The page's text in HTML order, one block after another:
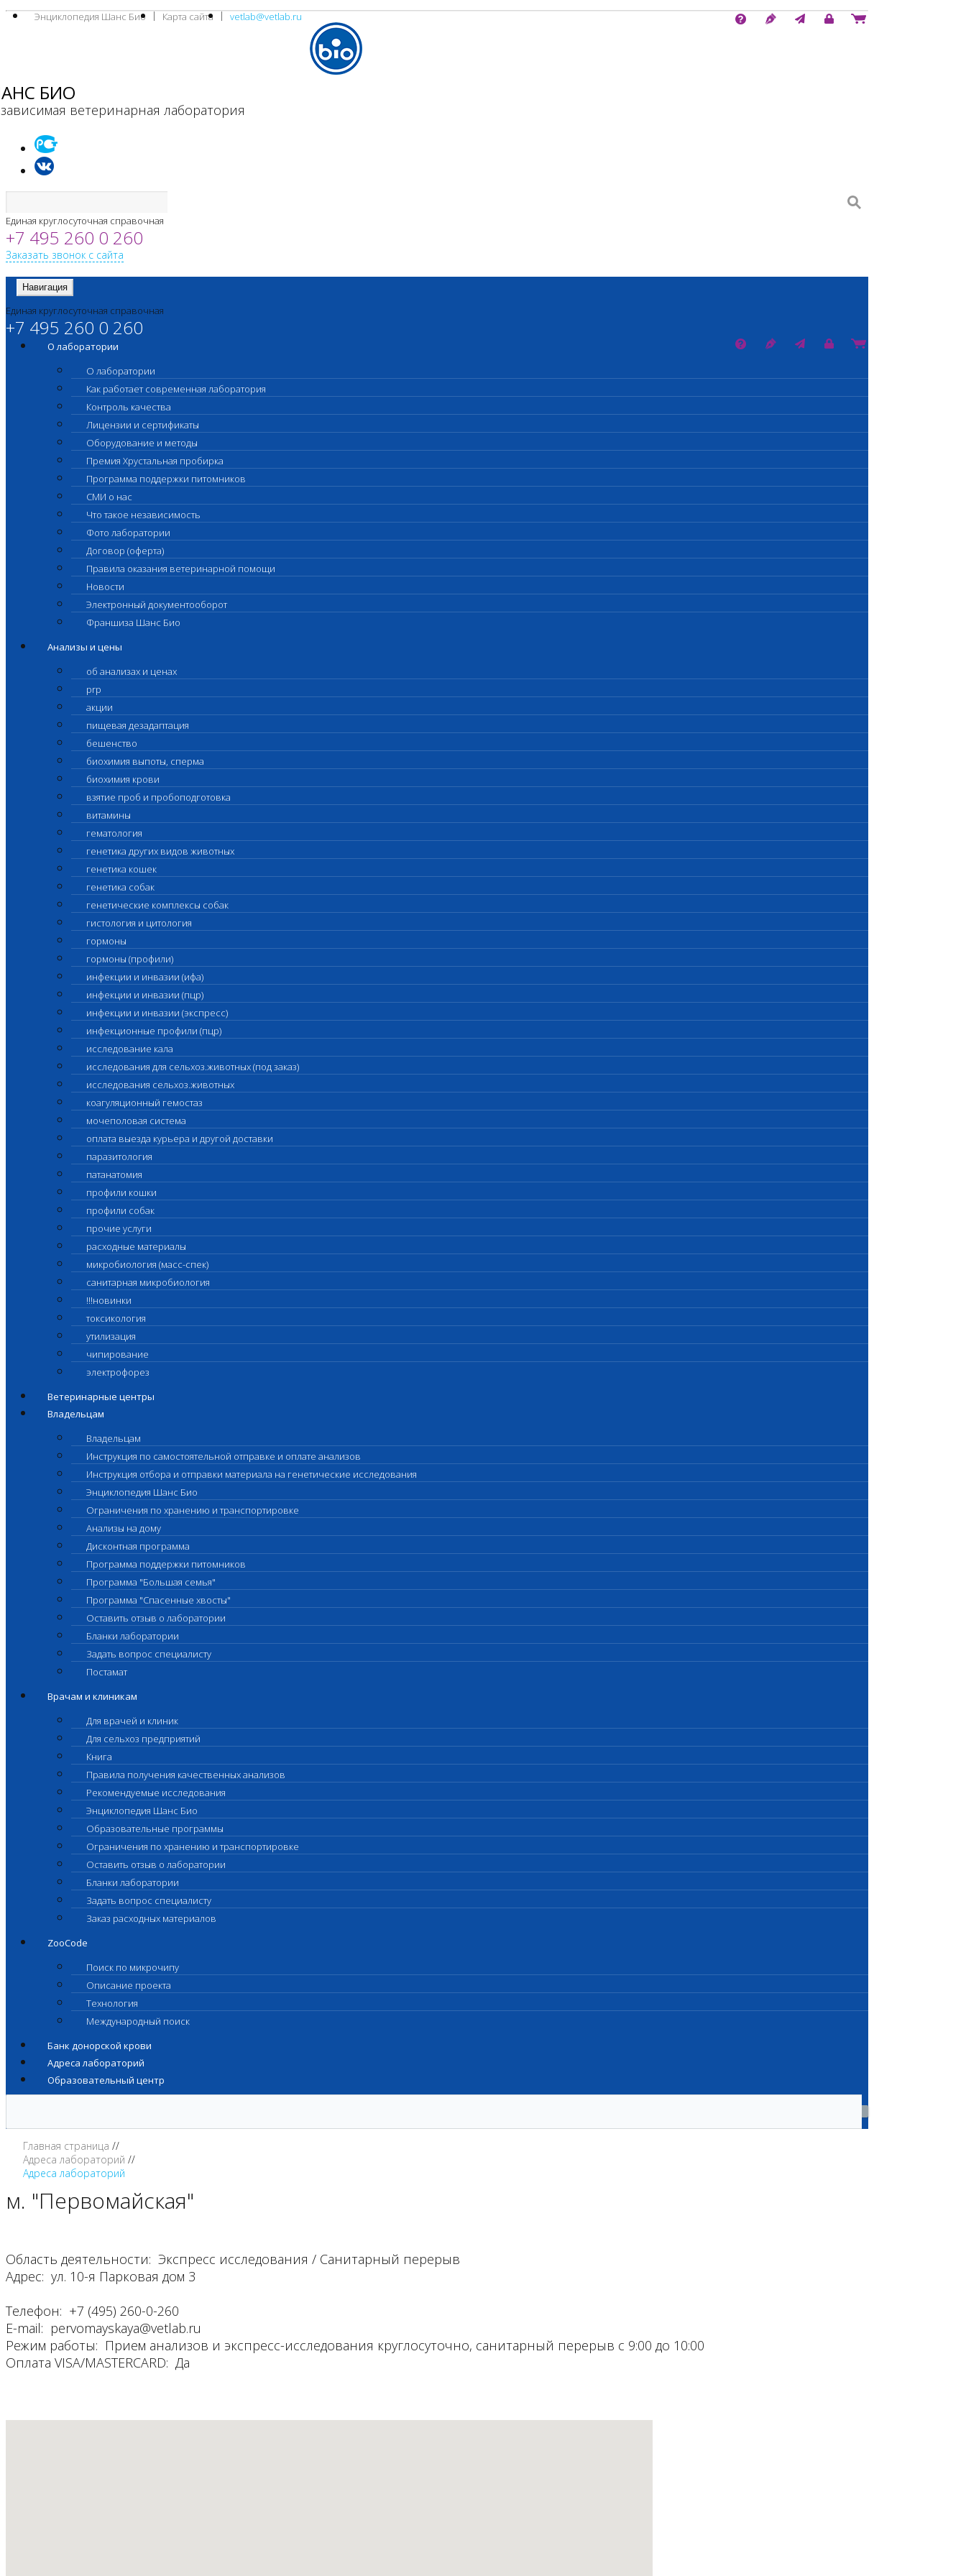
Энциклопедия Шанс Био Карта сайта vetlab@vetlab.ru
БИО
ветеринарная лаборатория
Единая круглосуточная справочная
+7 495 260 0 260
Заказать звонок с сайта
Навигация
Единая круглосуточная справочная
+7 495 260 0 260
О лаборатории
О лаборатории
Как работает современная лаборатория
Контроль качества
Лицензии и сертификаты
Оборудование и методы
Премия Хрустальная пробирка
Программа поддержки питомников
СМИ о нас
Что такое независимость
Фото лаборатории
Договор (оферта)
Правила оказания ветеринарной помощи
Новости
Электронный документооборот
Франшиза Шанс Био
Анализы и цены
об анализах и ценах
prp
акции
пищевая дезадаптация
бешенство
биохимия выпоты, сперма
биохимия крови
взятие проб и пробоподготовка
витамины
гематология
генетика других видов животных
генетика кошек
генетика собак
генетические комплексы собак
гистология и цитология
гормоны
гормоны (профили)
инфекции и инвазии (ифа)
инфекции и инвазии (пцр)
инфекции и инвазии (экспресс)
инфекционные профили (пцр)
исследование кала
исследования для сельхоз.животных (под заказ)
исследования сельхоз.животных
коагуляционный гемостаз
мочеполовая система
оплата выезда курьера и другой доставки
паразитология
патанатомия
профили кошки
профили собак
прочие услуги
расходные материалы
микробиология (масс-спек)
санитарная микробиология
!!!новинки
токсикология
утилизация
чипирование
электрофорез
Ветеринарные центры
Владельцам
Владельцам
Инструкция по самостоятельной отправке и оплате анализов
Инструкция отбора и отправки материала на генетические исследования
Энциклопедия Шанс Био
Ограничения по хранению и транспортировке
Анализы на дому
Дисконтная программа
Программа поддержки питомников
Программа "Большая семья"
Программа "Спасенные хвосты"
Оставить отзыв о лаборатории
Бланки лаборатории
Задать вопрос специалисту
Постамат
Врачам и клиникам
Для врачей и клиник
Для сельхоз предприятий
Книга
Правила получения качественных анализов
Рекомендуемые исследования
Энциклопедия Шанс Био
Образовательные программы
Ограничения по хранению и транспортировке
Оставить отзыв о лаборатории
Бланки лаборатории
Задать вопрос специалисту
Заказ расходных материалов
ZooCode
Поиск по микрочипу
Описание проекта
Технология
Международный поиск
Банк донорской крови
Адреса лабораторий
Образовательный центр
Главная страница
Адреса лабораторий
Адреса лабораторий
м. "Первомайская"
Область деятельности: Экспресс исследования / Санитарный перерыв
Адрес: ул. 10-я Парковая дом 3
Телефон: +7 (495) 260-0-260
E-mail: pervomayskaya@vetlab.ru
Режим работы: Прием анализов и экспресс-исследования круглосуточно, санитарный перерыв с 9:00 до 10:00
Оплата VISA/MASTERCARD: Да